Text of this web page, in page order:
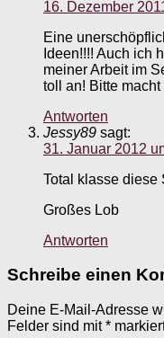
16. Dezember
Eine
Ideen!!!! Auch ich
meiner Arbeit im
toll an! Bitte macht
Antworten
Jessy89 sagt:
31. Januar 2012
Total klasse diese
Großes Lob
Antworten
Schreibe einen
Deine E-Mail-Adresse
Felder sind mit*